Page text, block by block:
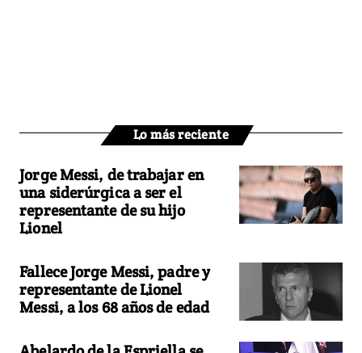
Lo más reciente
Jorge Messi, de trabajar en
una siderúrgica a ser el
representante de su hijo
Lionel
Fallece Jorge Messi, padre y
representante de Lionel
Messi, a los 68 años de edad